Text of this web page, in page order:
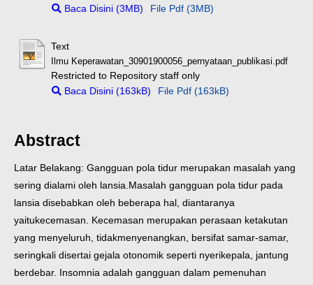
Baca Disini (3MB)
File Pdf (3MB)
Text
Ilmu Keperawatan_30901900056_pernyataan_publikasi.pdf
Restricted to Repository staff only
Baca Disini (163kB)
File Pdf (163kB)
Abstract
Latar Belakang: Gangguan pola tidur merupakan masalah yang
sering dialami oleh lansia.Masalah gangguan pola tidur pada
lansia disebabkan oleh beberapa hal, diantaranya
yaitukecemasan. Kecemasan merupakan perasaan ketakutan
yang menyeluruh, tidakmenyenangkan, bersifat samar-samar,
seringkali disertai gejala otonomik seperti nyerikepala, jantung
berdebar. Insomnia adalah gangguan dalam pemenuhan